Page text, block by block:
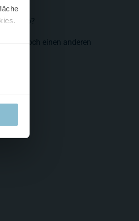
Janeiro?
er noch einen anderen